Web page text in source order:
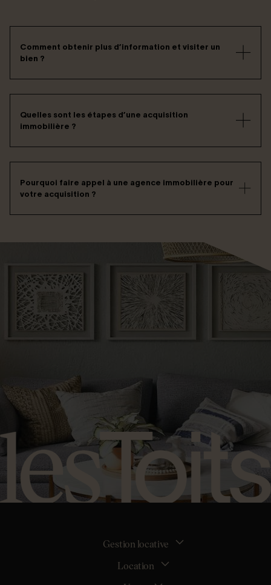
Comment obtenir plus d’information et visiter un
bien ?
Quelles sont les étapes d’une acquisition
immobilière ?
Pourquoi faire appel à une agence immobilière pour
votre acquisition ?
Gestion locative
La gestion locative
Location